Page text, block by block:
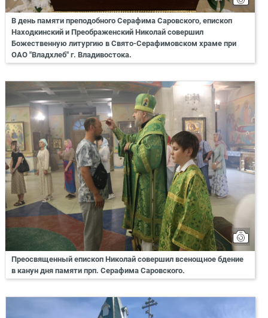
В день памяти преподобного Серафима Саровского, епископ
Находкинский и Преображенский Николай совершил
Божественную литургию в Свято-Серафимовском храме при
ОАО "Владхлеб" г. Владивостока.
Преосвященный епископ Николай совершил всенощное бдение
в канун дня памяти прп. Серафима Саровского.